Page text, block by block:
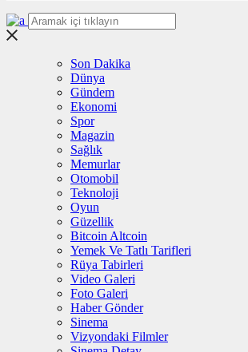
Son Dakika
Dünya
Gündem
Ekonomi
Spor
Magazin
Sağlık
Memurlar
Otomobil
Teknoloji
Oyun
Güzellik
Bitcoin Altcoin
Yemek Ve Tatlı Tarifleri
Rüya Tabirleri
Video Galeri
Foto Galeri
Haber Gönder
Sinema
Vizyondaki Filmler